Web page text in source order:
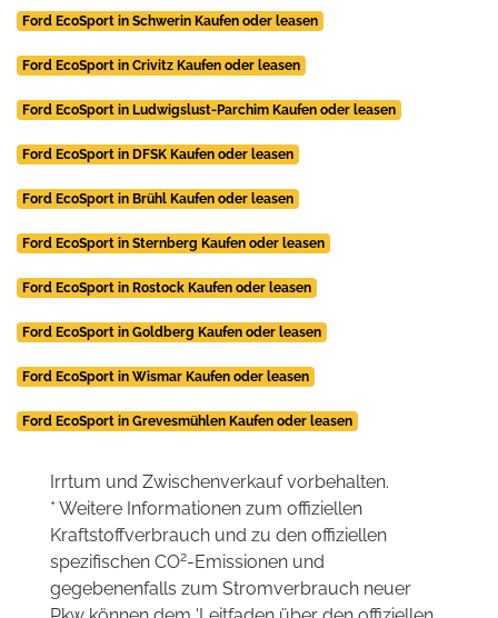
Ford EcoSport in Schwerin Kaufen oder leasen
Ford EcoSport in Crivitz Kaufen oder leasen
Ford EcoSport in Ludwigslust-Parchim Kaufen oder leasen
Ford EcoSport in DFSK Kaufen oder leasen
Ford EcoSport in Brühl Kaufen oder leasen
Ford EcoSport in Sternberg Kaufen oder leasen
Ford EcoSport in Rostock Kaufen oder leasen
Ford EcoSport in Goldberg Kaufen oder leasen
Ford EcoSport in Wismar Kaufen oder leasen
Ford EcoSport in Grevesmühlen Kaufen oder leasen
Irrtum und Zwischenverkauf vorbehalten.
* Weitere Informationen zum offiziellen
Kraftstoffverbrauch und zu den offiziellen
spezifischen CO2-Emissionen und
gegebenenfalls zum Stromverbrauch neuer